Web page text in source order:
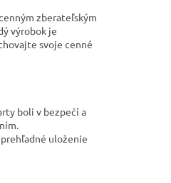
zberateľským
výrobok je
svoje cenné
boli v bezpečí a
uloženie